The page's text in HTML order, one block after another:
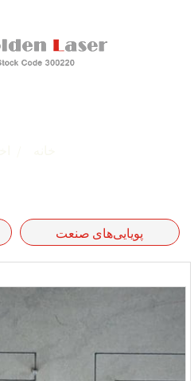
پویایی‌های صنعت